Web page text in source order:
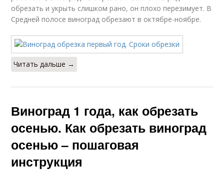
обрезать и укрыть слишком рано, он плохо перезимует. В
Средней полосе виноград обрезают в октябре-ноябре.
Читать дальше →
Виноград 1 года, как обрезать
осенью. Как обрезать виноград
осенью – пошаговая
инструкция